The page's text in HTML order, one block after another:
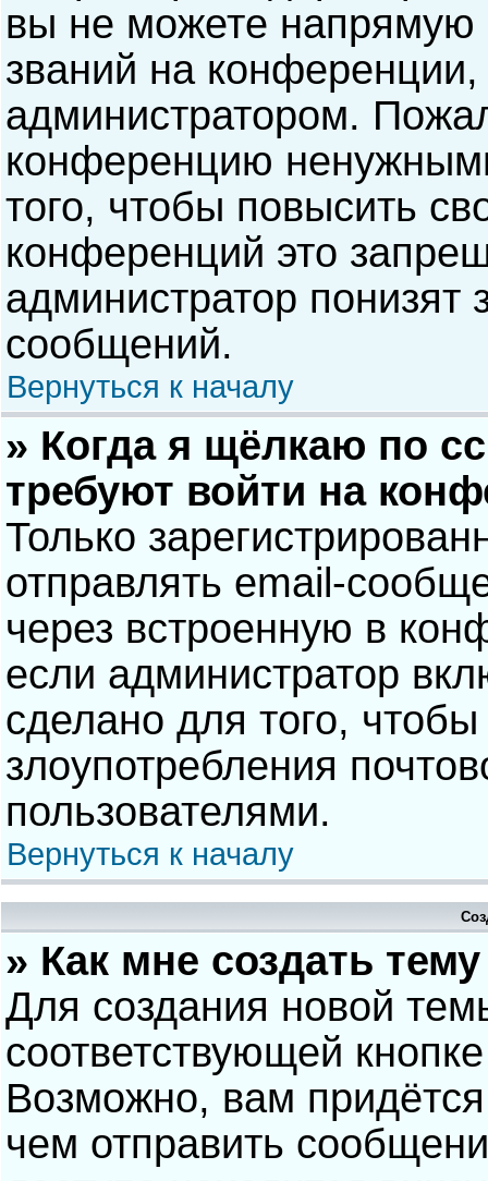
вы не можете напрямую
званий на
администратором.
конференцию
того, чтобы повысить
конференций это
администратор понизят
сообщений.
Вернуться к началу
» Когда я щёлкаю по
требуют войти на
Только
отправлять email-
через встроенную в
если администратор
сделано для того, чтобы
злоупотребления
пользователями.
Вернуться к началу
» Как мне создать
Для создания новой
соответствующей
Возможно, вам
чем отправить